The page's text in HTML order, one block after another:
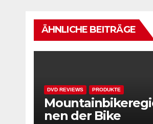
ÄHNLICHE BEITRÄGE
DVD REVIEWS PRODUKTE
nen der Bike